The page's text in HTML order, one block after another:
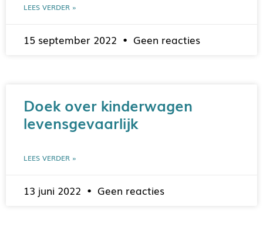
LEES VERDER »
15 september 2022 Geen reacties
Doek over kinderwagen
levensgevaarlijk
LEES VERDER »
13 juni 2022 Geen reacties